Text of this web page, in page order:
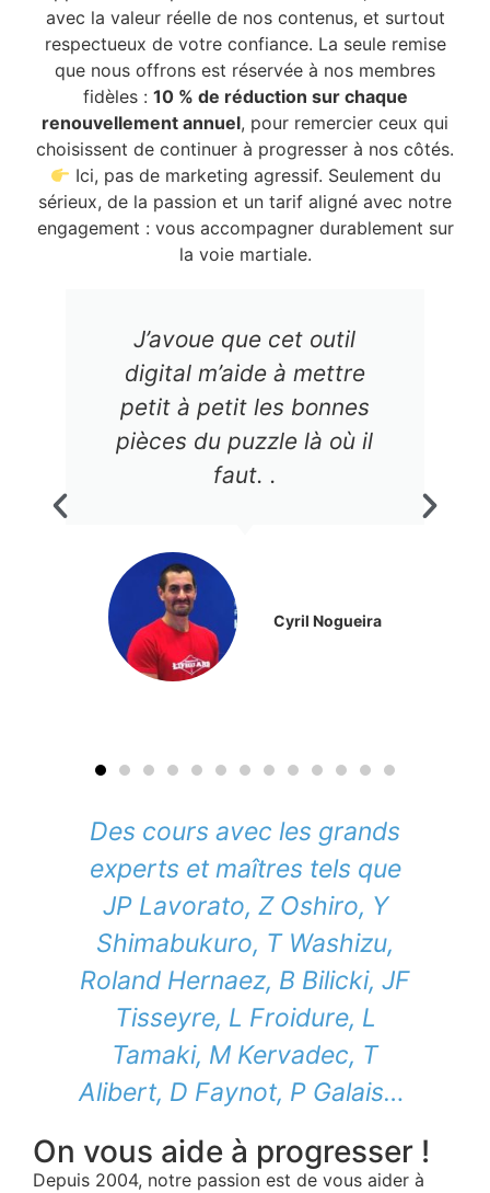
avec la valeur réelle de nos contenus, et surtout
respectueux de votre confiance. La seule remise
que nous offrons est réservée à nos membres
fidèles : 10 % de réduction sur chaque
renouvellement annuel, pour remercier ceux qui
choisissent de continuer à progresser à nos côtés.
Ici, pas de marketing agressif. Seulement du
sérieux, de la passion et un tarif aligné avec notre
engagement : vous accompagner durablement sur
la voie martiale.
J’avoue que cet outil
digital m’aide à mettre
petit à petit les bonnes
pièces du puzzle là où il
faut. .
Cyril Nogueira
Des cours avec les grands
experts et maîtres tels que
JP Lavorato, Z Oshiro, Y
Shimabukuro, T Washizu,
Roland Hernaez, B Bilicki, JF
Tisseyre, L Froidure, L
Tamaki, M Kervadec, T
Alibert, D Faynot, P Galais…
On vous aide à progresser !
Depuis 2004, notre passion est de vous aider à